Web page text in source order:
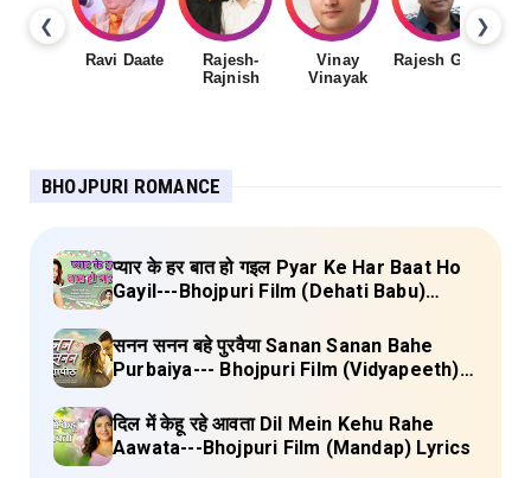
❮ ❯
Ravi Daate
Rajesh-
Rajnish
Vinay
Vinayak
Rajesh Gupta
BHOJPURI ROMANCE
प्यार के हर बात हो गइल Pyar Ke Har Baat Ho
Gayil---Bhojpuri Film (Dehati Babu)
सनन सनन बहे पुरवैया Sanan Sanan Bahe
Purbaiya--- Bhojpuri Film (Vidyapeeth)
दिल में केहू रहे आवता Dil Mein Kehu Rahe
Aawata---Bhojpuri Film (Mandap) Lyrics